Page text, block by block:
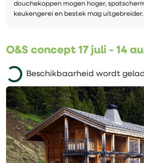
douchekoppen mogen hoger,
keukengerei en bestek mag uitgebreider.
O&S concept 17 juli - 14
Beschikbaarheid wordt